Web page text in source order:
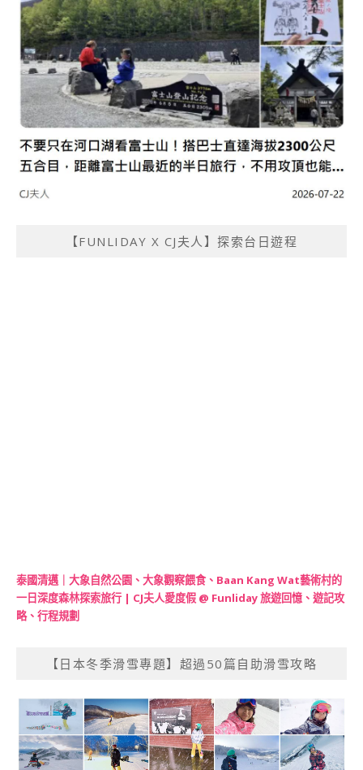
【FUNLIDAY X CJ夫人】探索台日遊程
泰國清邁｜大象自然公園、大象觀察餵食、Baan Kang Wat藝術村的
一日深度森林探索旅行 | CJ夫人愛度假 @ Funliday 旅遊回憶、遊記攻
略、行程規劃
【日本冬季滑雪專題】超過50篇自助滑雪攻略